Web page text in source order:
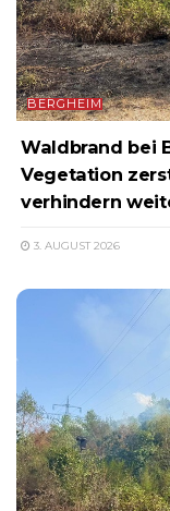
BERGHEIM
Waldbrand bei
Vegetation
verhindern
3. AUGUST 2026